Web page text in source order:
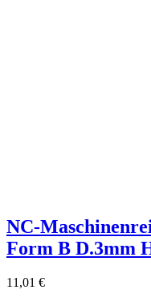
Zubehör Verkauf
Produkte zeigen70
NC-
Form B D.3mm
11,01 €